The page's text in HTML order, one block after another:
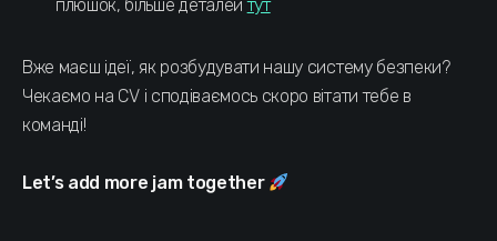
плюшок, більше деталейтут
Вже маєш ідеї, як розбудувати нашу систему безпеки?
Чекаємо на CV і сподіваємось скоро вітати тебе в
команді!
Let’s add more jam together